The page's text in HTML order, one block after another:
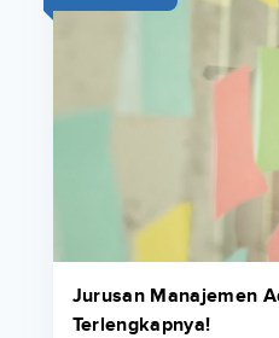
Jurusan Manajemen
Terlengkapnya!